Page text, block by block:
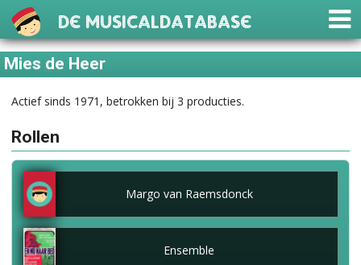
De Musicaldatabase
Mies de Heer
Actief sinds 1971, betrokken bij 3 producties.
Rollen
Margo van Raemsdonck
Ensemble